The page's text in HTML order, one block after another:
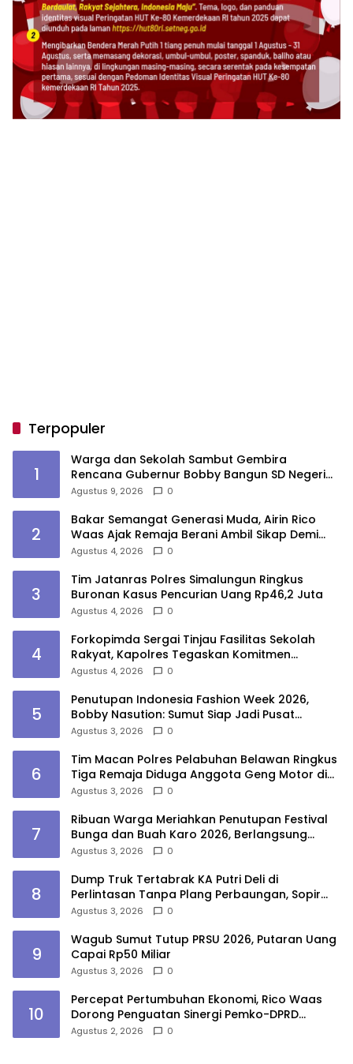
Terpopuler
1
Warga dan Sekolah Sambut Gembira
Rencana Gubernur Bobby Bangun SD Negeri
Lasara di Nias Utara
Agustus 9, 2026 0
2
Bakar Semangat Generasi Muda, Airin Rico
Waas Ajak Remaja Berani Ambil Sikap Demi
Masa Depan
Agustus 4, 2026 0
3
Tim Jatanras Polres Simalungun Ringkus
Buronan Kasus Pencurian Uang Rp46,2 Juta
Agustus 4, 2026 0
4
Forkopimda Sergai Tinjau Fasilitas Sekolah
Rakyat, Kapolres Tegaskan Komitmen
Ciptakan Lingkungan Belajar Aman dan
Agustus 4, 2026 0
5
Penutupan Indonesia Fashion Week 2026,
Bobby Nasution: Sumut Siap Jadi Pusat
Fashion Indonesia Lewat Wastra
Agustus 3, 2026 0
6
Tim Macan Polres Pelabuhan Belawan Ringkus
Tiga Remaja Diduga Anggota Geng Motor di
Marelan
Agustus 3, 2026 0
7
Ribuan Warga Meriahkan Penutupan Festival
Bunga dan Buah Karo 2026, Berlangsung
Aman di Bawah Pengamanan Gabungan
Agustus 3, 2026 0
8
Dump Truk Tertabrak KA Putri Deli di
Perlintasan Tanpa Plang Perbaungan, Sopir
Tewas
Agustus 3, 2026 0
9
Wagub Sumut Tutup PRSU 2026, Putaran Uang
Capai Rp50 Miliar
Agustus 3, 2026 0
10
Percepat Pertumbuhan Ekonomi, Rico Waas
Dorong Penguatan Sinergi Pemko-DPRD
Medan
Agustus 2, 2026 0